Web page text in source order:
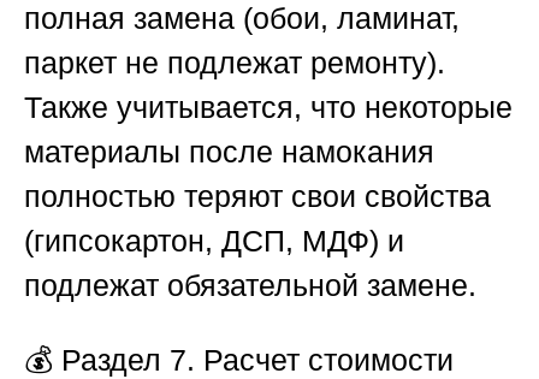
полная замена (обои, ламинат,
паркет не подлежат ремонту).
Также учитывается, что некоторые
материалы после намокания
полностью теряют свои свойства
(гипсокартон, ДСП, МДФ) и
подлежат обязательной замене.
💰 Раздел 7. Расчет стоимости